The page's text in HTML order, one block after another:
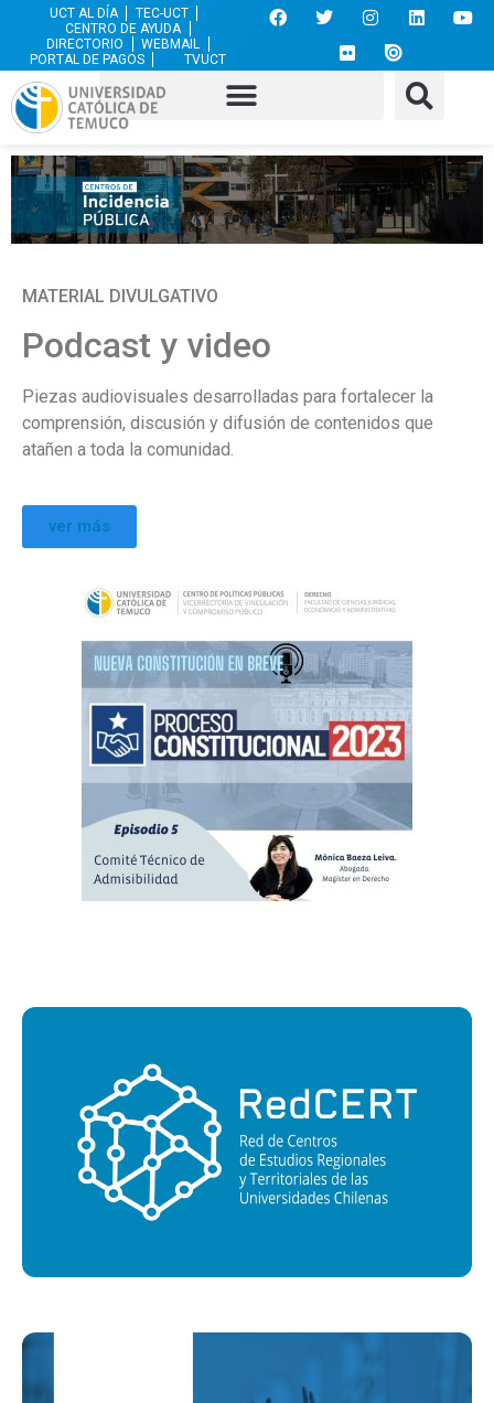
UCT AL DÍA
TEC-UCT
CENTRO DE AYUDA
DIRECTORIO
WEBMAIL
PORTAL DE PAGOS
TVUCT
MATERIAL DIVULGATIVO
Podcast y video
Piezas audiovisuales desarrolladas para fortalecer la
comprensión, discusión y difusión de contenidos que
atañen a toda la comunidad.
ver más